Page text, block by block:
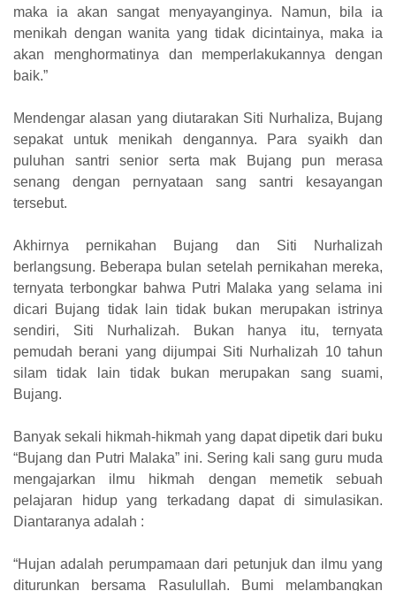
maka ia akan sangat menyayanginya. Namun, bila ia
menikah dengan wanita yang tidak dicintainya, maka ia
akan menghormatinya dan memperlakukannya dengan
baik.”
Mendengar alasan yang diutarakan Siti Nurhaliza, Bujang
sepakat untuk menikah dengannya. Para syaikh dan
puluhan santri senior serta mak Bujang pun merasa
senang dengan pernyataan sang santri kesayangan
tersebut.
Akhirnya pernikahan Bujang dan Siti Nurhalizah
berlangsung. Beberapa bulan setelah pernikahan mereka,
ternyata terbongkar bahwa Putri Malaka yang selama ini
dicari Bujang tidak lain tidak bukan merupakan istrinya
sendiri, Siti Nurhalizah. Bukan hanya itu, ternyata
pemudah berani yang dijumpai Siti Nurhalizah 10 tahun
silam tidak lain tidak bukan merupakan sang suami,
Bujang.
Banyak sekali hikmah-hikmah yang dapat dipetik dari buku
“Bujang dan Putri Malaka” ini. Sering kali sang guru muda
mengajarkan ilmu hikmah dengan memetik sebuah
pelajaran hidup yang terkadang dapat di simulasikan.
Diantaranya adalah :
“Hujan adalah perumpamaan dari petunjuk dan ilmu yang
diturunkan bersama Rasulullah. Bumi melambangkan